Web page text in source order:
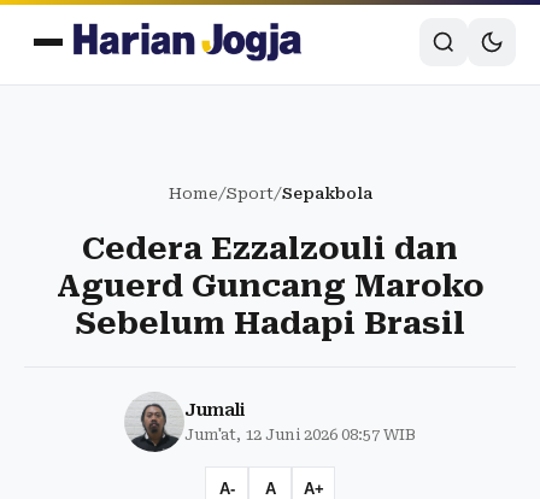
Home/Sport/Sepakbola
Cedera Ezzalzouli dan
Aguerd Guncang Maroko
Sebelum Hadapi Brasil
Jumali
Jum'at, 12 Juni 2026 08:57 WIB
A- A A+